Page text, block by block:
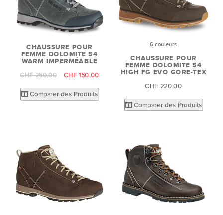
CHAUSSURE POUR
FEMME DOLOMITE 54
WARM IMPERMÉABLE
CHF 250.00
CHF 150.00
Comparer des Produits
6 couleurs
CHAUSSURE POUR
FEMME DOLOMITE 54
HIGH FG EVO GORE-TEX
CHF 220.00
Comparer des Produits